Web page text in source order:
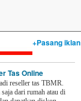
+Pasang iklan
Tas Online
reseller tas TBMR.
dari rumah atau di